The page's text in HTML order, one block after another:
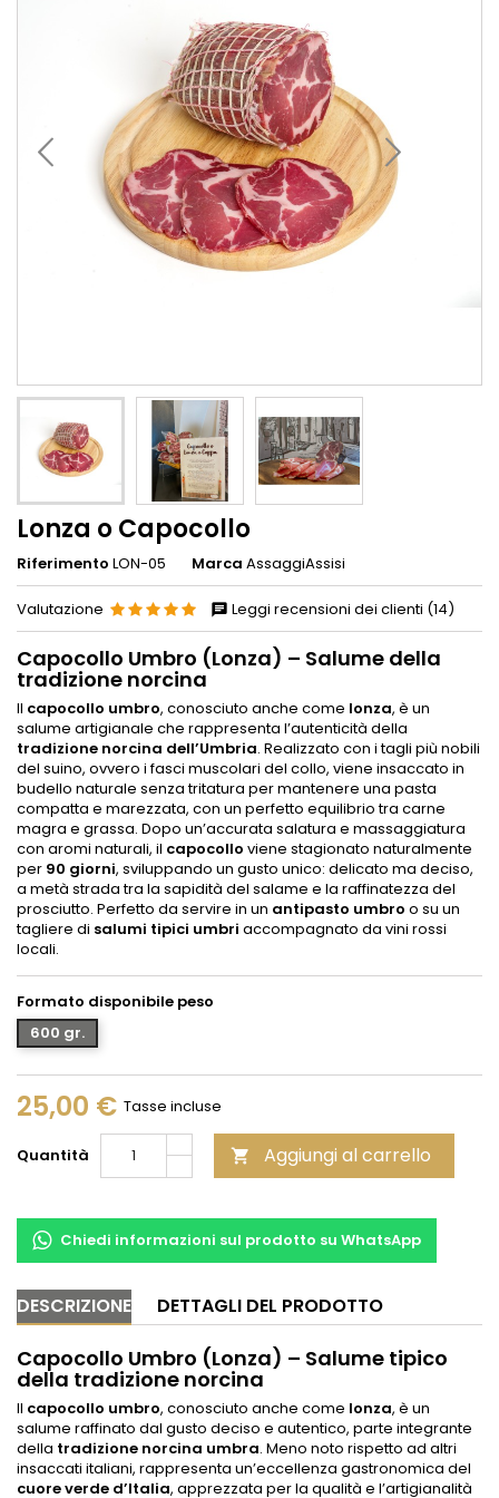
Lonza o Capocollo
Riferimento LON-05 Marca AssaggiAssisi
Valutazione Leggi recensioni dei clienti (14)
Capocollo Umbro (Lonza) – Salume della
tradizione norcina
Il capocollo umbro, conosciuto anche come lonza, è un
salume artigianale che rappresenta l’autenticità della
tradizione norcina dell’Umbria. Realizzato con i tagli più nobili
del suino, ovvero i fasci muscolari del collo, viene insaccato in
budello naturale senza tritatura per mantenere una pasta
compatta e marezzata, con un perfetto equilibrio tra carne
magra e grassa. Dopo un’accurata salatura e massaggiatura
con aromi naturali, il capocollo viene stagionato naturalmente
per 90 giorni, sviluppando un gusto unico: delicato ma deciso,
a metà strada tra la sapidità del salame e la raffinatezza del
prosciutto. Perfetto da servire in un antipasto umbro o su un
tagliere di salumi tipici umbri accompagnato da vini rossi
locali.
Formato disponibile peso
600 gr.
25,00 € Tasse incluse
Quantità  Aggiungi al carrello
Chiedi informazioni sul prodotto su WhatsApp
DESCRIZIONE DETTAGLI DEL PRODOTTO
Capocollo Umbro (Lonza) – Salume tipico
della tradizione norcina
Il capocollo umbro, conosciuto anche come lonza, è un
salume raffinato dal gusto deciso e autentico, parte integrante
della tradizione norcina umbra. Meno noto rispetto ad altri
insaccati italiani, rappresenta un’eccellenza gastronomica del
cuore verde d’Italia, apprezzata per la qualità e l’artigianalità